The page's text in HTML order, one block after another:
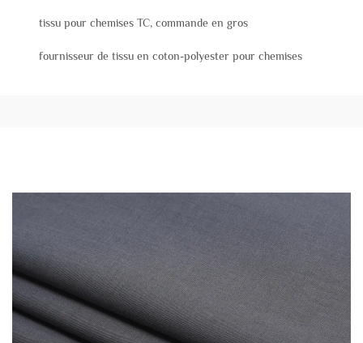
tissu pour chemises TC, commande en gros
fournisseur de tissu en coton-polyester pour chemises